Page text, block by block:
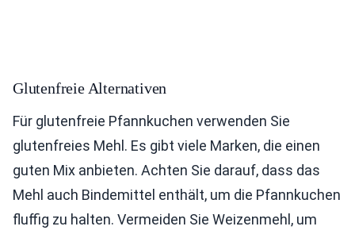
Glutenfreie Alternativen
Für glutenfreie Pfannkuchen verwenden Sie
glutenfreies Mehl. Es gibt viele Marken, die einen
guten Mix anbieten. Achten Sie darauf, dass das
Mehl auch Bindemittel enthält, um die Pfannkuchen
fluffig zu halten. Vermeiden Sie Weizenmehl, um